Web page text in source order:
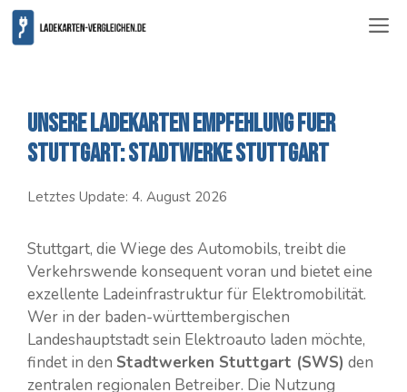
Zum
Inhalt
Unsere Ladekarten Empfehlung fuer
Stuttgart: Stadtwerke Stuttgart
Letztes Update: 4. August 2026
Stuttgart, die Wiege des Automobils, treibt die
Verkehrswende konsequent voran und bietet eine
exzellente Ladeinfrastruktur für Elektromobilität.
Wer in der baden-württembergischen
Landeshauptstadt sein Elektroauto laden möchte,
findet in den Stadtwerken Stuttgart (SWS) den
zentralen regionalen Betreiber. Die Nutzung